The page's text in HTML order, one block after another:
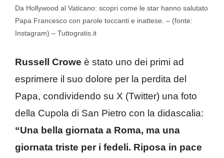
Da Hollywood al Vaticano: scopri come le star hanno salutato
Papa Francesco con parole toccanti e inattese. – (fonte:
Instagram) – Tuttogratis.it
Russell Crowe è stato uno dei primi ad
esprimere il suo dolore per la perdita del
Papa, condividendo su X (Twitter) una foto
della Cupola di San Pietro con la didascalia:
“Una bella giornata a Roma, ma una
giornata triste per i fedeli. Riposa in pace